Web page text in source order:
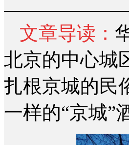
文章导读：
北京的中心城
扎根京城的民
一样的“京城”